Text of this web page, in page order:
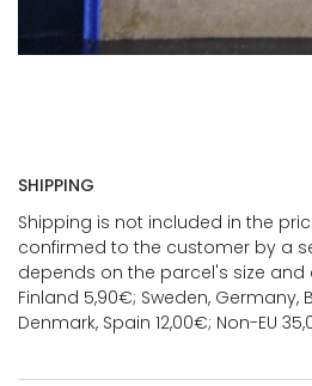
SHIPPING
Shipping is not included in the
confirmed to the customer by a
depends on the parcel's size and
Finland 5,90€; Sweden, Germany,
Denmark, Spain 12,00€; Non-EU